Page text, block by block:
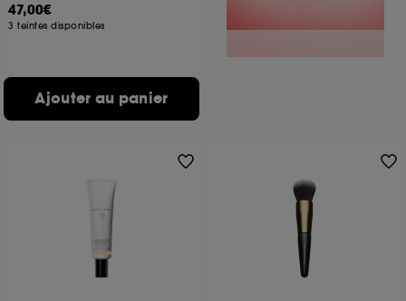
47,00€
3 teintes disponibles
Ajouter au panier